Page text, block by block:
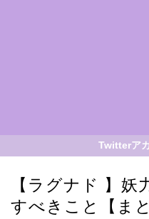
Twitterア
【ラグナド 】妖
すべきこと【ま